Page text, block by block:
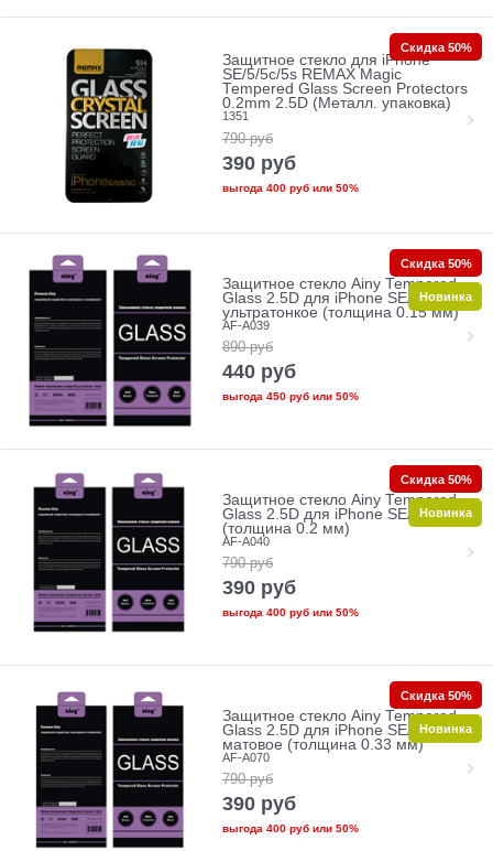
Защитное стекло для iPhone
SE/5/5c/5s REMAX Magic
Tempered Glass Screen Protectors
0.2mm 2.5D (Металл. упаковка)
1351
790 руб
390 руб
выгода 400 рубили 50%
Скидка 50%
Защитное стекло Ainy Tempered
Glass 2.5D для iPhone SE/5/5c/5s
ультратонкое (толщина 0.15 мм)
AF-A039
890 руб
440 руб
выгода 450 рубили 50%
Скидка 50%
Новинка
Защитное стекло Ainy Tempered
Glass 2.5D для iPhone SE/5/5c/5s
(толщина 0.2 мм)
AF-A040
790 руб
390 руб
выгода 400 рубили 50%
Скидка 50%
Новинка
Защитное стекло Ainy Tempered
Glass 2.5D для iPhone SE/5/5c/5s
матовое (толщина 0.33 мм)
AF-A070
790 руб
390 руб
выгода 400 рубили 50%
Скидка 50%
Новинка